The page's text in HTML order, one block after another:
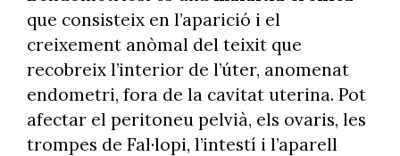
que consisteix en l’aparició i el
creixement anòmal del teixit que
recobreix l’interior de l’úter, anomenat
endometri, fora de la cavitat uterina. Pot
afectar el peritoneu pelvià, els ovaris, les
trompes de Fal·lopi, l’intestí i l’aparell